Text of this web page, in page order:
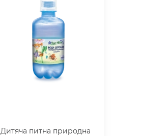
Дитяча питна природна